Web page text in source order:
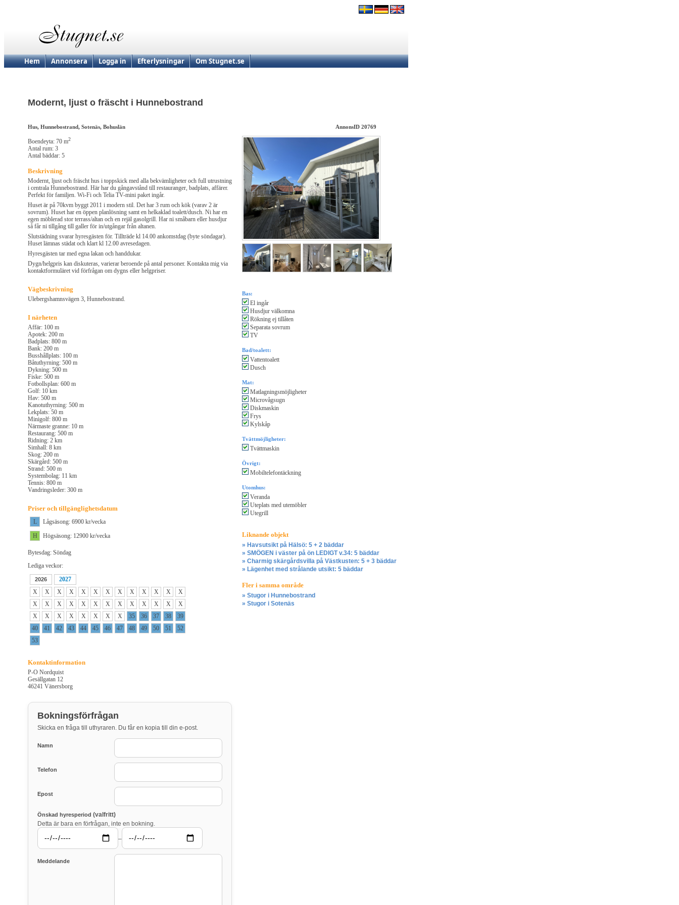
Hem Annonsera Logga in Efterlysningar Om Stugnet.se
Modernt, ljust o fräscht i Hunnebostrand
Hus, Hunnebostrand, Sotenäs, Bohuslän AnnonsID 20769
Boendeyta: 70 m2
Antal rum: 3
Antal bäddar: 5
Beskrivning
Modernt, ljust och fräscht hus i toppskick med alla bekvämligheter och full utrustning
i centrala Hunnebostrand. Här har du gångavstånd till restauranger, badplats, affärer.
Perfekt för familjen. Wi-Fi och Telia TV-mini paket ingår.
Huset är på 70kvm byggt 2011 i modern stil. Det har 3 rum och kök (varav 2 är
sovrum). Huset har en öppen planlösning samt en helkaklad toalett/dusch. Ni har en
egen möblerad stor terrass/altan och en rejäl gasolgrill. Har ni småbarn eller husdjur
så får ni tillgång till galler för in/utgångar från altanen.
Slutstädning svarar hyresgästen för. Tillträde kl 14.00 ankomstdag (byte söndagar).
Huset lämnas städat och klart kl 12.00 avresedagen.
Hyresgästen tar med egna lakan och handdukar.
Dygn/helgpris kan diskuteras, varierar beroende på antal personer. Kontakta mig via
kontaktformuläret vid förfrågan om dygns eller helgpriser.
Vägbeskrivning
Ulebergshamnsvägen 3, Hunnebostrand.
I närheten
Affär: 100 m
Apotek: 200 m
Badplats: 800 m
Bank: 200 m
Busshållplats: 100 m
Båtuthyrning: 500 m
Dykning: 500 m
Fiske: 500 m
Fotbollsplan: 600 m
Golf: 10 km
Hav: 500 m
Kanotuthyrning: 500 m
Lekplats: 50 m
Minigolf: 800 m
Närmaste granne: 10 m
Restaurang: 500 m
Ridning: 2 km
Simhall: 8 km
Skog: 200 m
Skärgård: 500 m
Strand: 500 m
Systembolag: 11 km
Tennis: 800 m
Vandringsleder: 300 m
Priser och tillgänglighetsdatum
L
Lågsäsong: 6900 kr/vecka
H
Högsäsong: 12900 kr/vecka
Bytesdag: Söndag
Lediga veckor:
2026
2027
X
X X X X X X X X X X X
X
X
X X X X X X X X X X X
X
X
X X X X X X X 35 36 37 38
39
40
41 42 43 44 45 46 47 48 49 50 51
52
53
Kontaktinformation
P-O Nordquist
Gesällgatan 12
46241 Vänersborg
Bokningsförfrågan
Skicka en fråga till uthyraren. Du får en kopia till din e-post.
Namn
Telefon
Epost
Önskad hyresperiod (valfritt)
Detta är bara en förfrågan, inte en bokning.
–
Meddelande
Bas:
El ingår
Husdjur välkomna
Rökning ej tillåten
Separata sovrum
TV
Bad/toalett:
Vattentoalett
Dusch
Mat:
Matlagningsmöjligheter
Microvågsugn
Diskmaskin
Frys
Kylskåp
Tvättmöjligheter:
Tvättmaskin
Övrigt:
Mobiltelefontäckning
Utomhus:
Veranda
Uteplats med utemöbler
Utegrill
Liknande objekt
» Havsutsikt på Hälsö: 5 + 2 bäddar
» SMÖGEN i väster på ön LEDIGT v.34: 5 bäddar
» Charmig skärgårdsvilla på Västkusten: 5 + 3 bäddar
» Lägenhet med strålande utsikt: 5 bäddar
Fler i samma område
» Stugor i Hunnebostrand
» Stugor i Sotenäs